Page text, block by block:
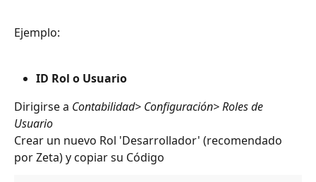
Ejemplo:
ID Rol o Usuario
Dirigirse a Contabilidad> Configuración> Roles de
Usuario
Crear un nuevo Rol 'Desarrollador' (recomendado
por Zeta) y copiar su Código